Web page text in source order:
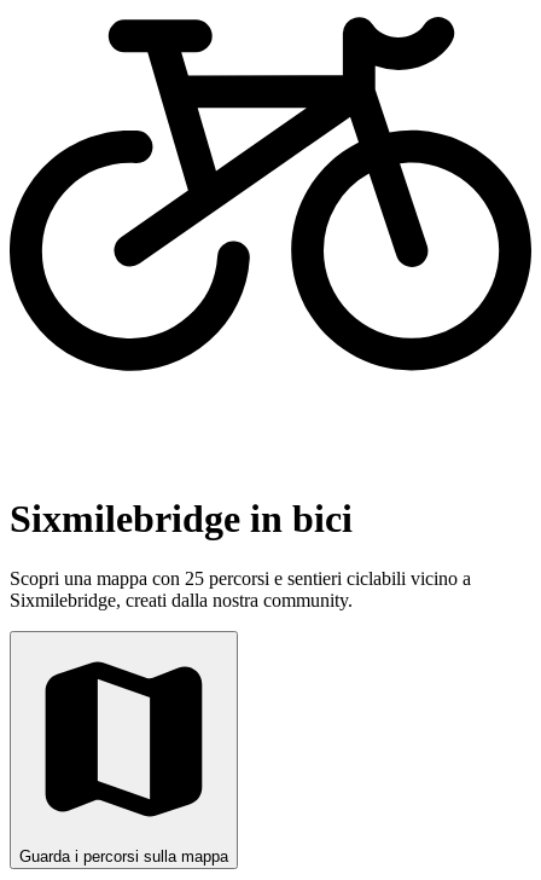
Sixmilebridge in bici
Scopri una mappa con 25 percorsi e sentieri ciclabili vicino a
Sixmilebridge, creati dalla nostra community.
Guarda i percorsi sulla mappa